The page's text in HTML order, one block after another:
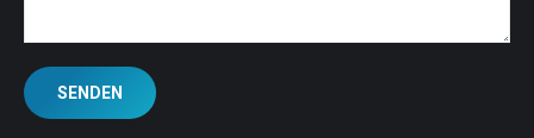
SENDEN